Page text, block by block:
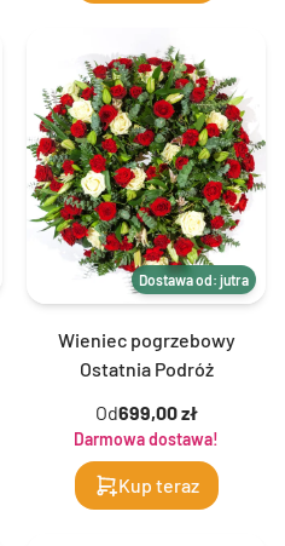
Dostawa od: jutra
Wieniec pogrzebowy
Ostatnia Podróż
Od699,00 zł
Darmowa dostawa!
Kup teraz